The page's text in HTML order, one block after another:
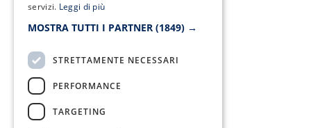
Fax:
0823/21034
servizi. Leggi di più
MOSTRA TUTTI I PARTNER (1849) →
STRETTAMENTE NECESSARI
PERFORMANCE
TARGETING